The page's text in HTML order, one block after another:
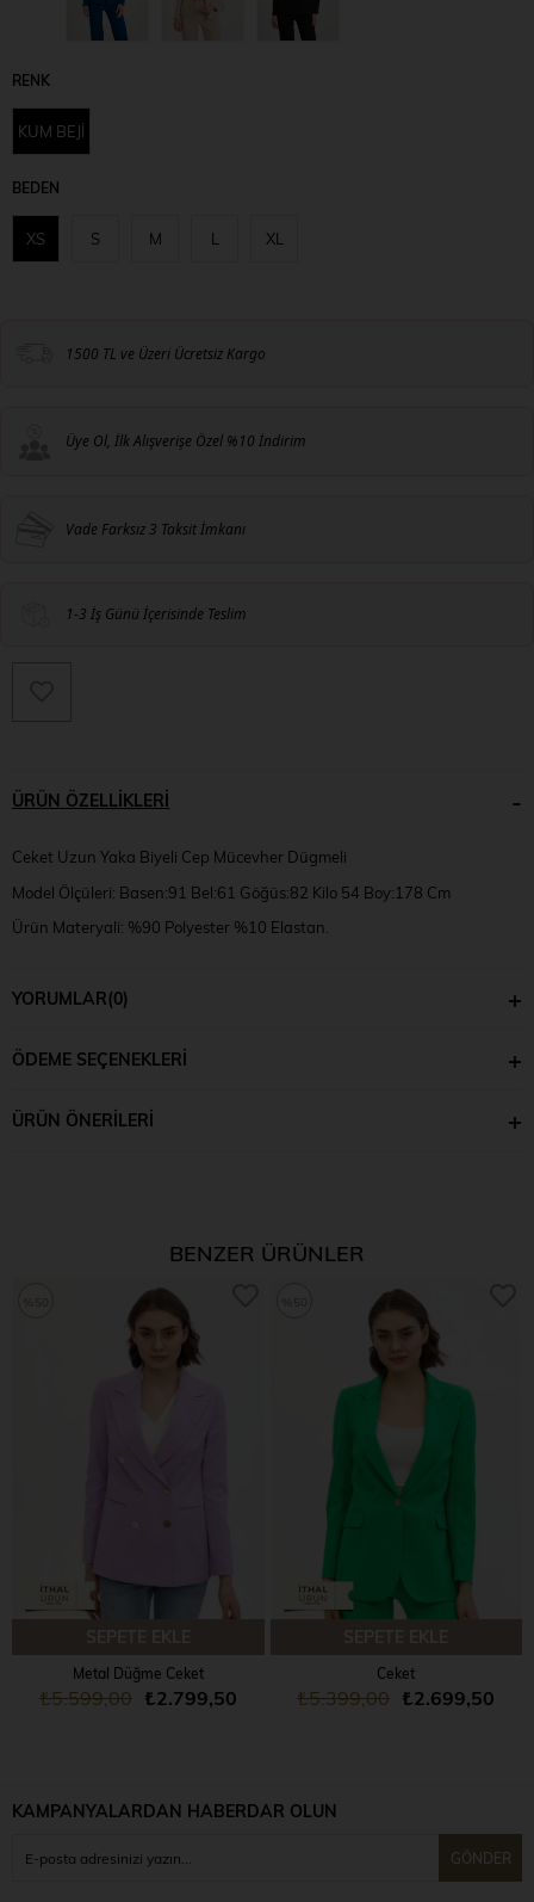
RENK
KUM BEJİ
BEDEN
XS S M L XL
1500 TL ve Üzeri Ücretsiz Kargo
Üye Ol, İlk Alışverişe Özel %10 İndirim
Vade Farksız 3 Taksit İmkanı
1-3 İş Günü İçerisinde Teslim
ÜRÜN ÖZELLIKLERI
Ceket Uzun Yaka Biyeli Cep Mücevher Dügmeli
Model Ölçüleri: Basen:91 Bel:61 Göğüs:82 Kilo 54 Boy:178 Cm
Ürün Materyali: %90 Polyester %10 Elastan.
YORUMLAR(0)
ÖDEME SEÇENEKLERI
ÜRÜN ÖNERILERI
BENZER ÜRÜNLER
Metal Düğme Ceket
₺2.799,50
₺5.599,00
Ceket
₺2.699,50
₺5.399,00
KAMPANYALARDAN HABERDAR OLUN
GÖNDER